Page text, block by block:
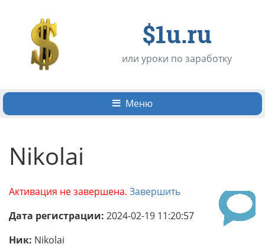
$1u.ru
или уроки по заработку
Меню
Nikolai
Активация не завершена. Завершить
Дата регистрации: 2024-02-19 11:20:57
Ник: Nikolai